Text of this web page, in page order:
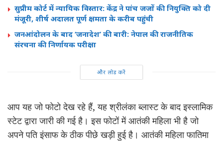
सुप्रीम कोर्ट में न्यायिक विस्तार: केंद्र ने पांच जजों की नियुक्ति को दी
मंजूरी, शीर्ष अदालत पूर्ण क्षमता के करीब पहुंची
जनआंदोलन के बाद ‘जनादेश’ की बारी: नेपाल की राजनीतिक
संरचना की निर्णायक परीक्षा
और लोड करें
आप यह जो फोटो देख रहे हैं, यह श्रीलंका ब्लास्ट के बाद इस्लामिक
स्टेट द्वारा जारी की गई है। इस फोटों में आतंकी महिला भी है जो
अपने पति इंसाफ के ठीक पीछे खड़ी हुई है। आतंकी महिला फातिमा